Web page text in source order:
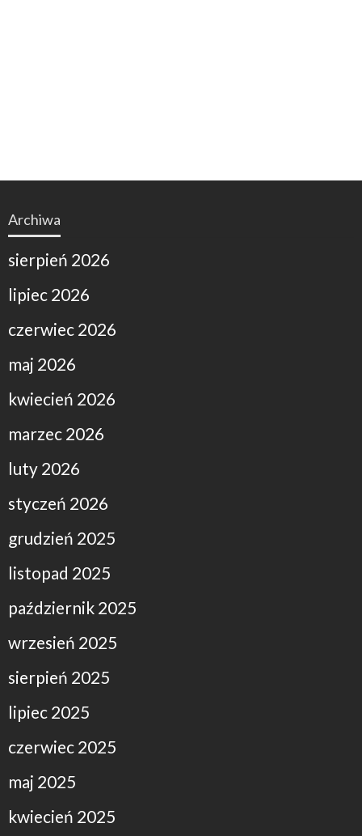
Archiwa
sierpień 2026
lipiec 2026
czerwiec 2026
maj 2026
kwiecień 2026
marzec 2026
luty 2026
styczeń 2026
grudzień 2025
listopad 2025
październik 2025
wrzesień 2025
sierpień 2025
lipiec 2025
czerwiec 2025
maj 2025
kwiecień 2025